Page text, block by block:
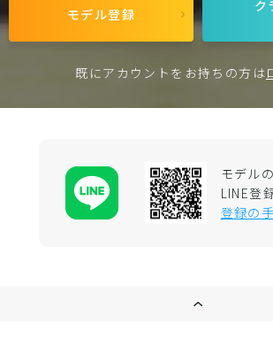
モデル登録
ク
既にアカウントをお持ちの方は
モデル
LINE登
登録の